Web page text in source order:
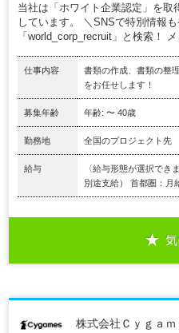
当社は「ホワイト企業認定」を
しています。 ＼SNSで特別情報
「world_corp_recruit」と検索！
仕事内容
書類の作成、書類の整
をお任せします！
募集年齢 年齢: 〜 40歳
勤務地 全国のプロジェクト先
給与
〈給与形態が選択でき
別途支給） 首都圏：月
株式会社Ｃｙｇａｍ